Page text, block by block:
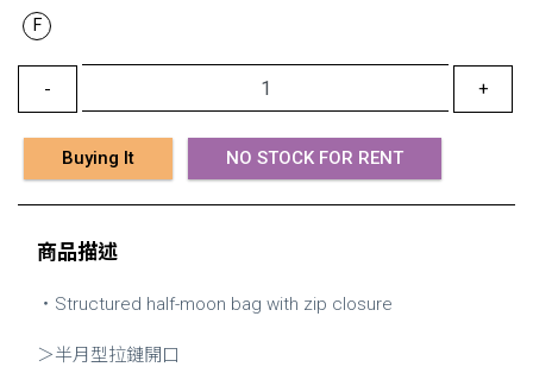
F
- +
Buying It NO STOCK FOR RENT
商品描述
・Structured half-moon bag with zip closure
＞半月型拉鏈開口